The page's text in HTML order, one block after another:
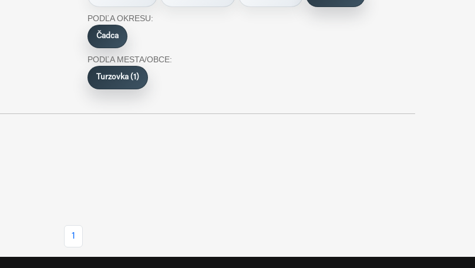
PODĽA OKRESU:
Čadca
PODĽA MESTA/OBCE:
Turzovka (1)
1